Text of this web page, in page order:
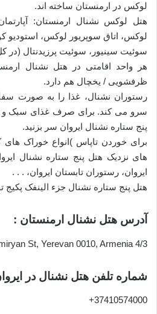
لوکس در ارمنستان ساخته اند.
هتل لوکس نشنال ارمنستان: آپارتمان
لوکس، اتاق سوپریور لوکس، استودیو
سوئیت سینیور، سوئیت پرزیدنتال (در کل 75 اتاق، 6
هر واحد اقامتی در هتل نشنال
ظرفشویی / یخچال هم دارد.
رستوران نشنال، غذا را به صورت
سرو می کند. برای صرف غذای سبک و
پنج ستاره نشنال ایروان سر بزنید.
برای خوردن تاپاس )انواع خوراک
های نزدیک هتل پنج ستاره نشنال
ایروان، رستوران تابستان ایروان، . . .
هتل پنج ستاره نشنال جزء الینفک پکیج
آدرس هتل نشنال ارمنستان :
4/3 Amiryan St, Yerevan 0010, Armenia
شماره تلفن هتل نشنال در
37410574000+